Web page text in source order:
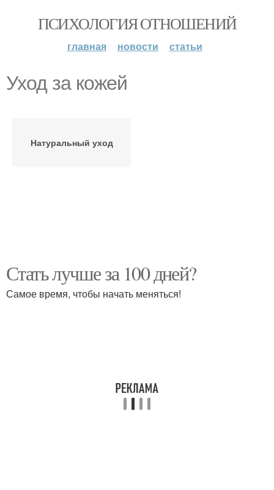
ПСИХОЛОГИЯ ОТНОШЕНИЙ
главная новости статьи
Уход за кожей
Натуральный уход
Стать лучше за 100 дней?
Самое время, чтобы начать меняться!